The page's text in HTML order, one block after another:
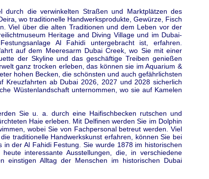
durch die verwinkelten Straßen und Marktplätzen des
wo traditionelle Handwerksprodukte, Gewürze, Fisch
Viel über die alten Traditionen und dem Leben vor der
Heritage and Diving Village und im Dubai-
Al Fahidi untergebracht ist, erfahren.
auf dem Meeresarm Dubai Creek, wo Sie mit einer
der Skyline und das geschäftige Treiben genießen
ganz trocken erleben, das können sie im Aquarium &
hohen Becken, die schönsten und auch gefährlichsten
Kreuzfahrten ab Dubai 2026, 2027 und 2028 sicherlich
Wüstenlandschaft unternommen, wo sie auf Kamelen
Sie u. a. durch eine Haifischbecken rutschen und
Haie erleben. Mit Delfinen werden Sie im Dolphin
wobei Sie von Fachpersonal betreut werden. Viel
traditionelle Handwerkskunst erfahren, können Sie bei
in der Al Fahidi Festung. Sie wurde 1878 im historischen
interessante Ausstellungen, die, in verschiedene
einstigen Alltag der Menschen im historischen Dubai